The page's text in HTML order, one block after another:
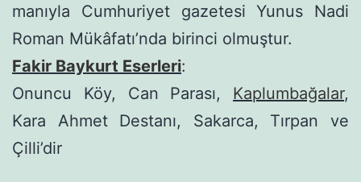
manıyla Cumhuriyet gazetesi Yunus Nadi
Roman Mükâfatı’nda birinci olmuştur.
Fakir Baykurt Eserleri:
Onuncu Köy, Can Parası, Kaplumbağalar,
Kara Ahmet Destanı, Sakarca, Tırpan ve
Çilli’dir